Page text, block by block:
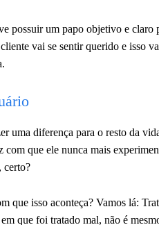
possuir um papo objetivo e
vai se sentir querido e isso
uma diferença para o resto da
que ele nunca mais
certo?
que isso aconteça? Vamos lá:
que foi tratado mal, não é